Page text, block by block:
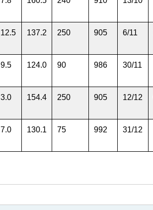
12.5 137.2 250 905 6/11
9.5 124.0 90 986 30/11
3.0 154.4 250 905 12/12
7.0 130.1 75 992 31/12